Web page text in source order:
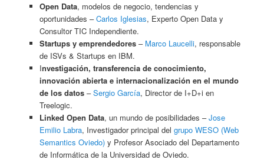
Open Data, modelos de negocio, tendencias y
oportunidades –Carlos Iglesias, Experto Open Data y
Consultor TIC Independiente.
Startups y emprendedores– Marco Laucelli, responsable
de ISVs & Startups en IBM.
Investigación, transferencia de conocimiento,
innovación abierta e internacionalización en el mundo
de los datos–Sergio García, Director de I+D+i en
Treelogic.
Linked Open Data, un mundo de posibilidades –Jose
Emilio Labra, Investigador principal del grupo WESO (Web
Semantics Oviedo)y Profesor Asociado del Departamento
de Informática de la Universidad de Oviedo.